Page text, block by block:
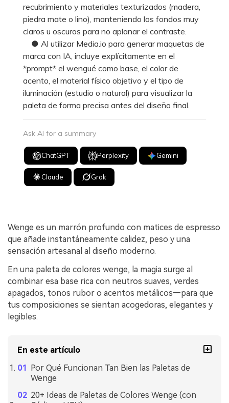
recubrimiento y materiales texturizados (madera,
piedra mate o lino), manteniendo los fondos muy
claros u oscuros para no aplanar el contraste.
● Al utilizar Media.io para generar maquetas de
marca con IA, incluye explícitamente en el
*prompt* el wengué como base, el color de
acento, el material físico objetivo y el tipo de
iluminación (estudio o natural) para visualizar la
paleta de forma precisa antes del diseño final.
Ask AI for a summary
ChatGPT Perplexity Gemini
Claude Grok
Wenge es un marrón profundo con matices de espresso
que añade instantáneamente calidez, peso y una
sensación artesanal al diseño moderno.
En una paleta de colores wenge, la magia surge al
combinar esa base rica con neutros suaves, verdes
apagados, tonos rubor o acentos metálicos—para que
tus composiciones se sientan acogedoras, elegantes y
legibles.
En este artículo
Por Qué Funcionan Tan Bien las Paletas de
Wenge
20+ Ideas de Paletas de Colores Wenge (con